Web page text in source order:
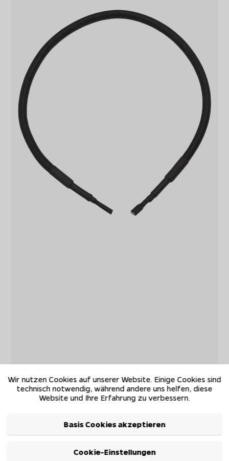
Wir nutzen Cookies auf unserer Website. Einige Cookies sind
technisch notwendig, während andere uns helfen, diese
Website und Ihre Erfahrung zu verbessern.
Basis Cookies akzeptieren
Cookie-Einstellungen